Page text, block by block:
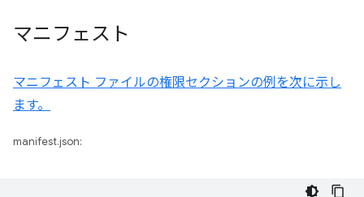
マニフェスト
マニフェスト ファイルの権限セクションの例を次に示し
ます。
manifest.json: